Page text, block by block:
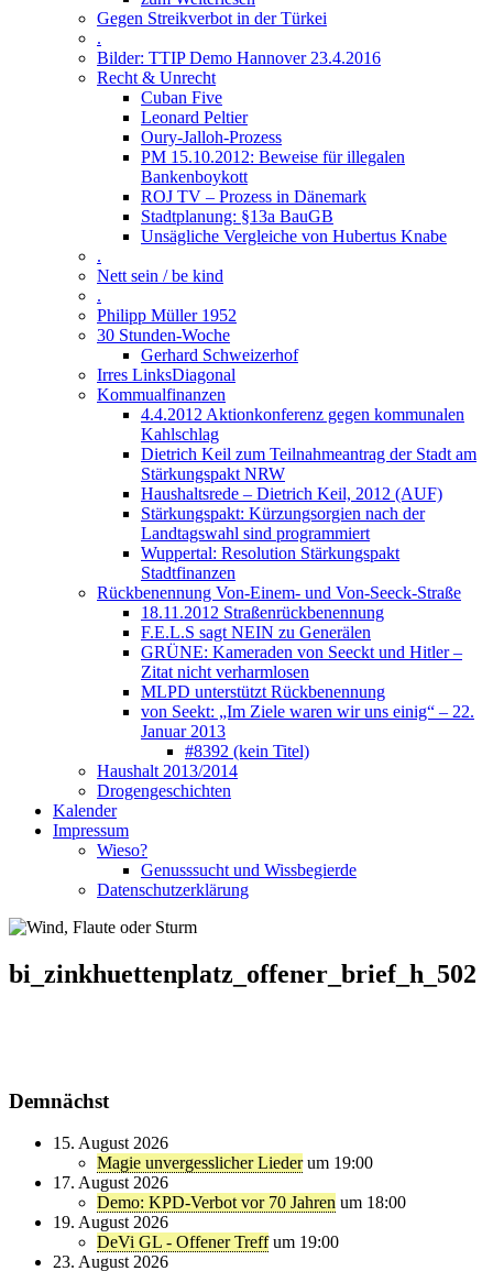
Gegen Streikverbot in der Türkei
.
Bilder: TTIP Demo Hannover 23.4.2016
Recht & Unrecht
Cuban Five
Leonard Peltier
Oury-Jalloh-Prozess
PM 15.10.2012: Beweise für illegalen
Bankenboykott
ROJ TV – Prozess in Dänemark
Stadtplanung: §13a BauGB
Unsägliche Vergleiche von Hubertus Knabe
.
Nett sein / be kind
.
Philipp Müller 1952
30 Stunden-Woche
Gerhard Schweizerhof
Irres LinksDiagonal
Kommualfinanzen
4.4.2012 Aktionkonferenz gegen kommunalen
Kahlschlag
Dietrich Keil zum Teilnahmeantrag der Stadt am
Stärkungspakt NRW
Haushaltsrede – Dietrich Keil, 2012 (AUF)
Stärkungspakt: Kürzungsorgien nach der
Landtagswahl sind programmiert
Wuppertal: Resolution Stärkungspakt
Stadtfinanzen
Rückbenennung Von-Einem- und Von-Seeck-Straße
18.11.2012 Straßenrückbenennung
F.E.L.S sagt NEIN zu Generälen
GRÜNE: Kameraden von Seeckt und Hitler –
Zitat nicht verharmlosen
MLPD unterstützt Rückbenennung
von Seekt: „Im Ziele waren wir uns einig“ – 22.
Januar 2013
#8392 (kein Titel)
Haushalt 2013/2014
Drogengeschichten
Kalender
Impressum
Wieso?
Genusssucht und Wissbegierde
Datenschutzerklärung
bi_zinkhuettenplatz_offener_brief_h_502
Demnächst
15. August 2026
Magie unvergesslicher Lieder um 19:00
17. August 2026
Demo: KPD-Verbot vor 70 Jahren um 18:00
19. August 2026
DeVi GL - Offener Treff um 19:00
23. August 2026